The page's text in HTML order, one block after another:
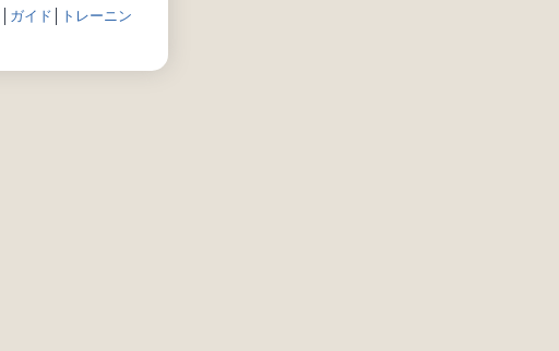
│ ガイド │ トレーニン